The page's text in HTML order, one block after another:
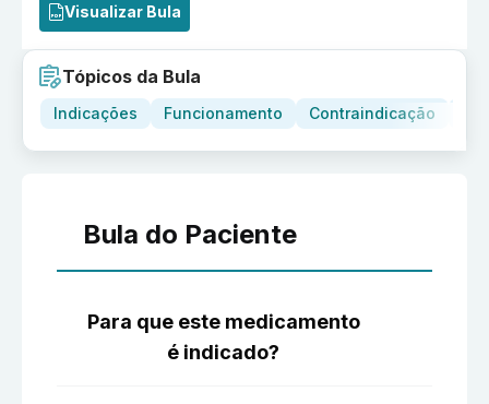
Visualizar Bula
Tópicos da Bula
Indicações Funcionamento Contraindicação
Bula do Paciente
Para que este medicamento
é indicado?